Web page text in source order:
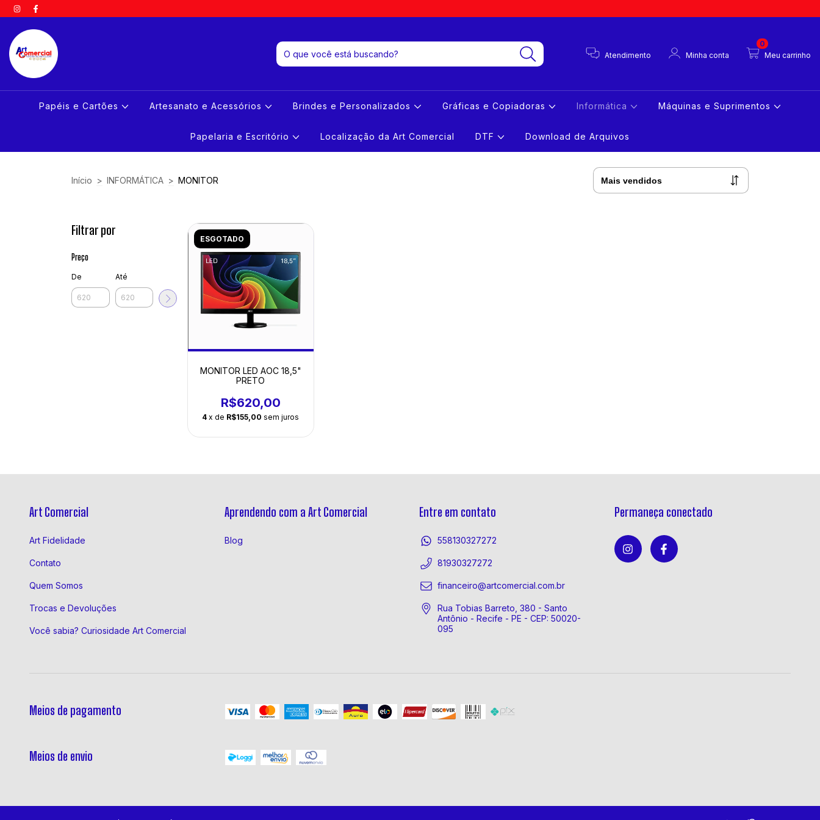
Atendimento Minha conta Meu carrinho
0
Papéis e Cartões Artesanato e Acessórios Brindes e Personalizados Gráficas e Copiadoras Informática Máquinas e Suprimentos
Papelaria e Escritório Localização da Art Comercial DTF Download de Arquivos
Início > INFORMÁTICA > MONITOR
Filtrar por
Preço
De Até
ESGOTADO
MONITOR LED AOC 18,5"
PRETO
R$620,00
4 x de R$155,00 sem juros
Art Comercial
Art Fidelidade
Contato
Quem Somos
Trocas e Devoluções
Você sabia? Curiosidade Art Comercial
Aprendendo com a Art Comercial
Blog
Entre em contato
558130327272
81930327272
financeiro@artcomercial.com.br
Rua Tobias Barreto, 380 - Santo
Antônio - Recife - PE - CEP: 50020-
095
Permaneça conectado
Meios de pagamento
Meios de envio